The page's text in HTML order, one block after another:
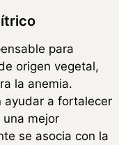
para
origen vegetal,
la anemia.
ayudar a fortalecer
una mejor
se asocia con la